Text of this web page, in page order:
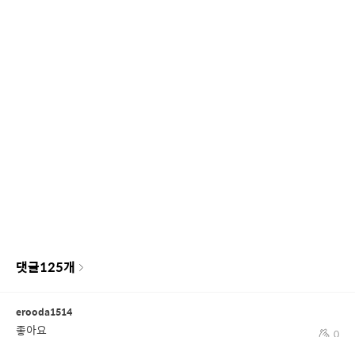
댓글125개
erooda1514
좋아요 0